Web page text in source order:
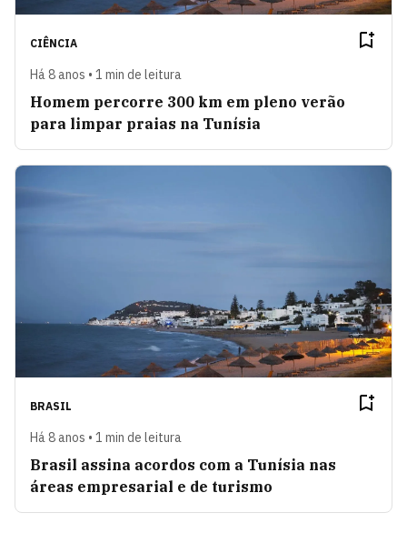
CIÊNCIA
Há 8 anos • 1 min de leitura
Homem percorre 300 km em pleno verão
para limpar praias na Tunísia
BRASIL
Há 8 anos • 1 min de leitura
Brasil assina acordos com a Tunísia nas
áreas empresarial e de turismo